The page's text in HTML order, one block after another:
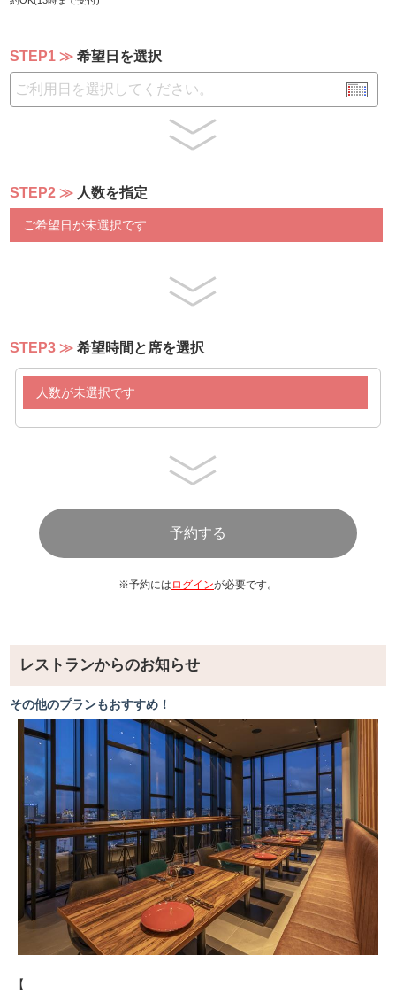
蒸し鶏のツナソース
鮪のケッパーソース
ガイヤーン
フリッタータ
プティトマト
海藻サラダ
むき枝豆
青パパイヤ
【スープ】
オニオンスープ
ミーバイのアクアパッツァ
サーモンのソテー
【肉料理】
豚肩ロースのソテー
【麺】
茶そば
【パスタ】
スパゲティボロネーゼ
【ピザ】
マルゲリータ
【ライス】
カレーライス
【デザート】
チョコレートケーキ
レアチーズとホワイトチョコのケーキ
ラズベリーココ
STEP1 希望日を選択
STEP2 人数を指定
ご希望日が未選択です
STEP3 希望時間と席を選択
人数が未選択です
※予約には ログインが必要です。
レストランからのお知らせ
その他のプランもおすすめ！
【